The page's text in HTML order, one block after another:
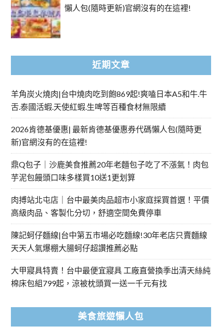
懶人包(隨時更新)官網沒有的在這裡!
近期文章
羊角炭火燒肉|台中燒肉吃到飽869起!爽嗑日本A5和牛.牛
舌.泰國活蝦.天使紅蝦.生啤等百種食材無限續
2026肯德基優惠| 最新肯德基優惠券代碼懶人包(隨時更
新)官網沒有的在這裡!
鼎Q包子｜沙鹿美食推薦20年老麵包子吃了不漲氣！肉包
芋泥包饅頭口味多樣買10送1更划算
肉搏站北屯店｜台中最美肉品超市小家庭採買首選！平價
高級肉品、客製化分切，舒適空間免費停車
陳記蚵仔麵線|台中第五市場必吃麵線!30年老店只賣麵線
天天人氣爆棚大腸蚵仔超讚推薦必點
大甲寢具特賣！台中最便宜寢具 工廠直營換季出清天絲純
棉床包組799起，涼被枕頭買一送一千元有找
美食旅遊懶人包